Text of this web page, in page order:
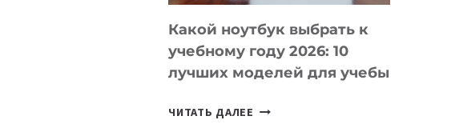
КОДА
Какой ноутбук выбрать к
учебному году 2026: 10
лучших моделей для учебы
ЧИТАТЬ ДАЛЕЕ КАКОЙ